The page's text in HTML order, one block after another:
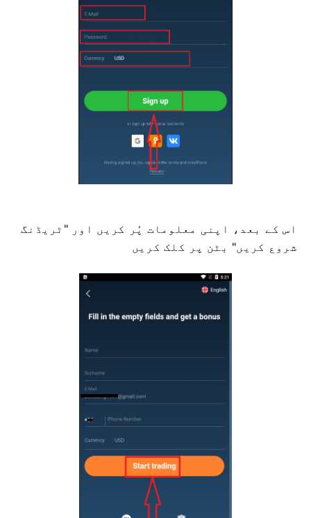
اس کے بعد، اپنی معلومات پُر کریں اور "ٹریڈنگ
شروع کریں" بٹن پر کلک کریں